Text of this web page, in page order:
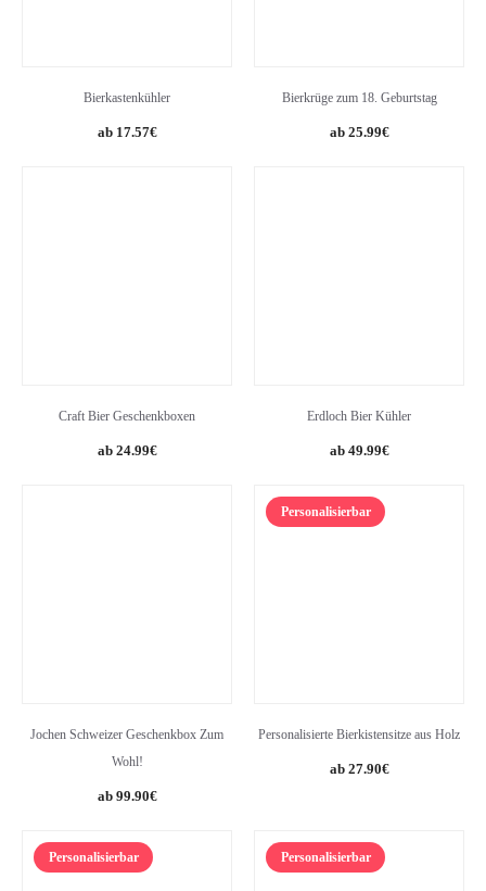
Bierkastenkühler
17.57€
Bierkrüge zum 18. Geburtstag
25.99€
Craft Bier Geschenkboxen
24.99€
Erdloch Bier Kühler
49.99€
Jochen Schweizer Geschenkbox Zum
Wohl!
99.90€
Personalisierbar
Personalisierte Bierkistensitze aus Holz
27.90€
Personalisierbar Personalisierbar